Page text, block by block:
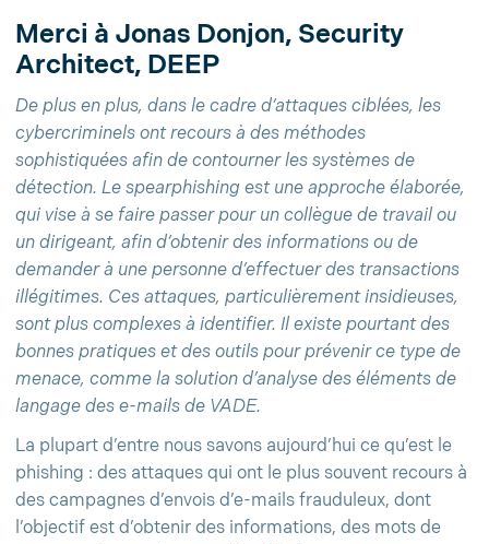
Merci à Jonas Donjon, Security
Architect, DEEP
De plus en plus, dans le cadre d’attaques ciblées, les
cybercriminels ont recours à des méthodes
sophistiquées afin de contourner les systèmes de
détection. Le spearphishing est une approche élaborée,
qui vise à se faire passer pour un collègue de travail ou
un dirigeant, afin d’obtenir des informations ou de
demander à une personne d’effectuer des transactions
illégitimes. Ces attaques, particulièrement insidieuses,
sont plus complexes à identifier. Il existe pourtant des
bonnes pratiques et des outils pour prévenir ce type de
menace, comme la solution d’analyse des éléments de
langage des e-mails de VADE.
La plupart d’entre nous savons aujourd’hui ce qu’est le
phishing : des attaques qui ont le plus souvent recours à
des campagnes d’envois d’e-mails frauduleux, dont
l’objectif est d’obtenir des informations, des mots de